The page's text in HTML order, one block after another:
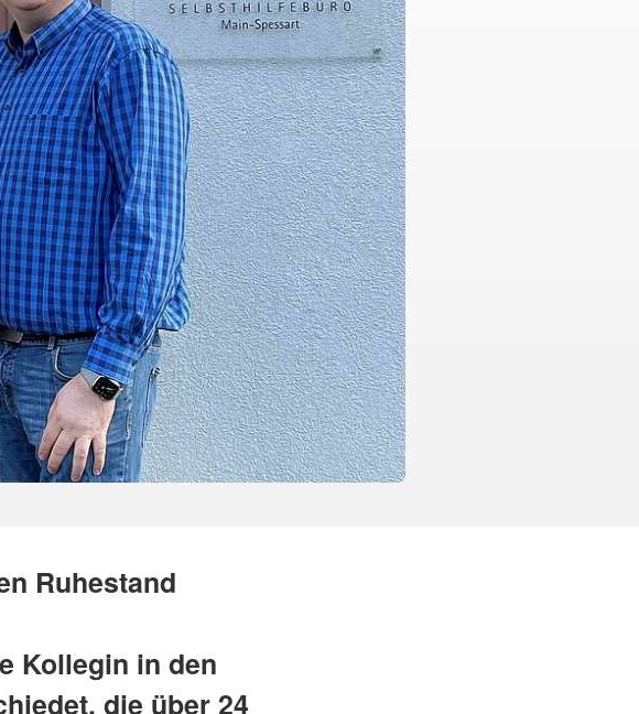
Ruhestand
Kollegin in den
die über 24